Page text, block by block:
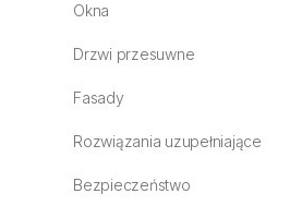
Okna
Drzwi przesuwne
Fasady
Rozwiązania uzupełniające
Bezpieczeństwo